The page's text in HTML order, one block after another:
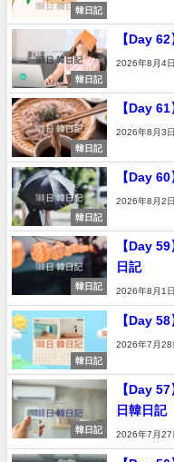
韓日記
韓日記
【Day
2026年8月4日
韓日記
【Day
2026年8月3日
韓日記
【Day
2026年8月2日
韓日記
【Day
日記
2026年8月1日
韓日記
【Day
2026年7月28
韓日記
【Day
日韓日記
2026年7月27